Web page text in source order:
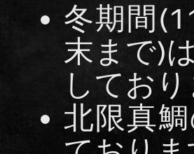
冬期間
末まで)
してお
北限真